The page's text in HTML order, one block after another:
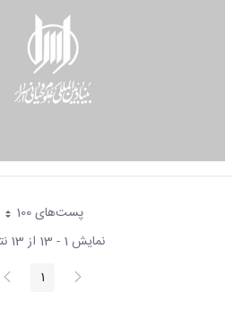
پست‌‌های 100هر صفحه
نمایش 1 - 13 از 13 نتیجه
پیغام
قبلی صفحه1
بعد